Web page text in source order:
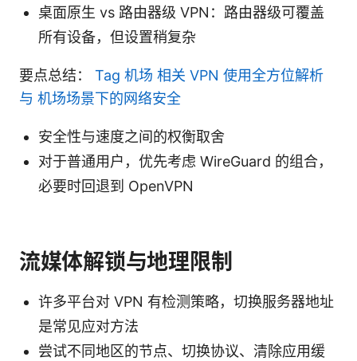
桌面原生 vs 路由器级 VPN：路由器级可覆盖
所有设备，但设置稍复杂
要点总结： Tag 机场 相关 VPN 使用全方位解析
与 机场场景下的网络安全
安全性与速度之间的权衡取舍
对于普通用户，优先考虑 WireGuard 的组合，
必要时回退到 OpenVPN
流媒体解锁与地理限制
许多平台对 VPN 有检测策略，切换服务器地址
是常见应对方法
尝试不同地区的节点、切换协议、清除应用缓